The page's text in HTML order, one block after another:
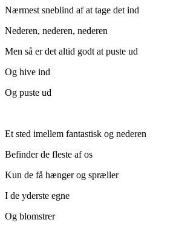
Nærmest sneblind af at tage det ind
Nederen, nederen, nederen
Men så er det altid godt at puste ud
Og hive ind
Og puste ud
Et sted imellem fantastisk og nederen
Befinder de fleste af os
Kun de få hænger og spræller
I de yderste egne
Og blomstrer